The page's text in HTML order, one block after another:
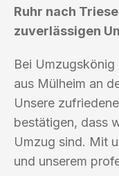
Ruhr nach
zuverlässigen
Bei Umzugskönig
aus Mülheim an
Unsere
bestätigen, dass
Umzug sind. Mit
und unserem